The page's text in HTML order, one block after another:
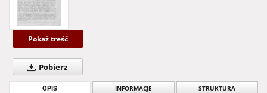
Pokaż treść
Pobierz
OPIS INFORMACJE STRUKTURA